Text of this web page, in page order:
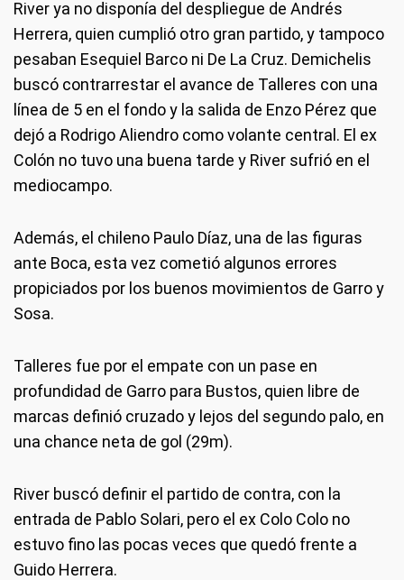
River ya no disponía del despliegue de Andrés
Herrera, quien cumplió otro gran partido, y tampoco
pesaban Esequiel Barco ni De La Cruz. Demichelis
buscó contrarrestar el avance de Talleres con una
línea de 5 en el fondo y la salida de Enzo Pérez que
dejó a Rodrigo Aliendro como volante central. El ex
Colón no tuvo una buena tarde y River sufrió en el
mediocampo.
Además, el chileno Paulo Díaz, una de las figuras
ante Boca, esta vez cometió algunos errores
propiciados por los buenos movimientos de Garro y
Sosa.
Talleres fue por el empate con un pase en
profundidad de Garro para Bustos, quien libre de
marcas definió cruzado y lejos del segundo palo, en
una chance neta de gol (29m).
River buscó definir el partido de contra, con la
entrada de Pablo Solari, pero el ex Colo Colo no
estuvo fino las pocas veces que quedó frente a
Guido Herrera.